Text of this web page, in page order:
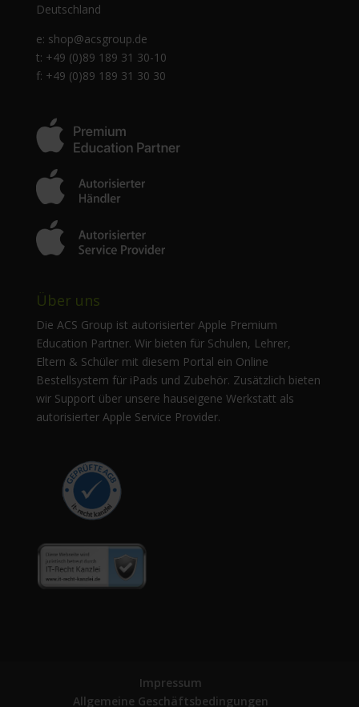
Deutschland
e: shop@acsgroup.de
t: +49 (0)89 189 31 30-10
f: +49 (0)89 189 31 30 30
Über uns
Die ACS Group ist autorisierter Apple Premium
Education Partner. Wir bieten für Schulen, Lehrer,
Eltern & Schüler mit diesem Portal ein Online
Bestellsystem für iPads und Zubehör. Zusätzlich bieten
wir Support über unsere hauseigene Werkstatt als
autorisierter Apple Service Provider.
Impressum
Allgemeine Geschäftsbedingungen